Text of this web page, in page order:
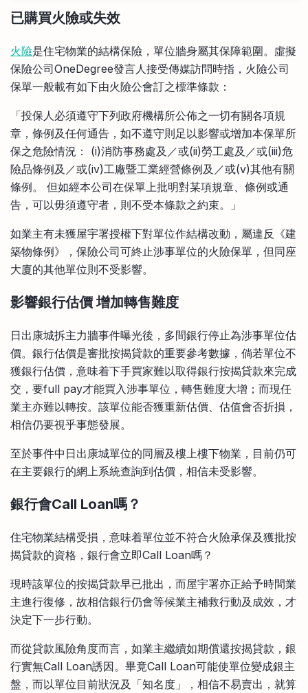
已購買火險或失效
火險是住宅物業的結構保險，單位牆身屬其保障範圍。虛擬
保險公司OneDegree發言人接受傳媒訪問時指，火險公司
保單一般載有如下由火險公會訂之標準條款：
「投保人必須遵守下列政府機構所公佈之一切有關各項規
章，條例及任何通告，如不遵守則足以影響或增加本保單所
保之危險情況： (i)消防事務處及／或(ii)勞工處及／或(iii)危
險品條例及／或(iv)工廠暨工業經營條例及／或(v)其他有關
條例。 但如經本公司在保單上批明對某項規章、條例或通
告，可以毋須遵守者，則不受本條款之約束。」
如業主有未獲屋宇署授權下對單位作結構改動，屬違反《建
築物條例》，保險公司可終止涉事單位的火險保單，但同座
大廈的其他單位則不受影響。
影響銀行估價 增加轉售難度
日出康城拆主力牆事件曝光後，多間銀行停止為涉事單位估
價。銀行估價是審批按揭貸款的重要參考數據，倘若單位不
獲銀行估價，意味着下手買家難以取得銀行按揭貸款來完成
交，要full pay才能買入涉事單位，轉售難度大增；而現任
業主亦難以轉按。該單位能否獲重新估價、估值會否折損，
相信仍要視乎事態發展。
至於事件中日出康城單位的同層及樓上樓下物業，目前仍可
在主要銀行的網上系統查詢到估價，相信未受影響。
銀行會Call Loan嗎？
住宅物業結構受損，意味着單位並不符合火險承保及獲批按
揭貸款的資格，銀行會立即Call Loan嗎？
現時該單位的按揭貸款早已批出，而屋宇署亦正給予時間業
主進行復修，故相信銀行仍會等候業主補救行動及成效，才
決定下一步行動。
而從貸款風險角度而言，如業主繼續如期償還按揭貸款，銀
行實無Call Loan誘因。畢竟Call Loan可能使單位變成銀主
盤，而以單位目前狀況及「知名度」，相信不易賣出，就算